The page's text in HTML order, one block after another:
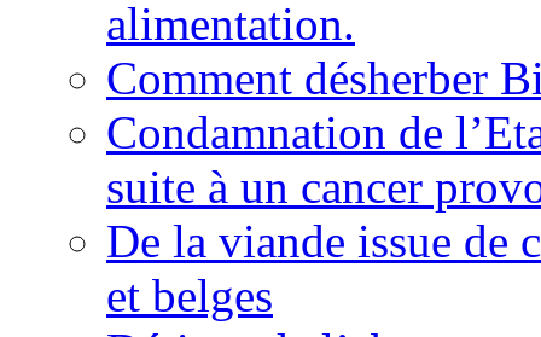
alimentation.
Comment désherber
Condamnation de
suite à un cancer
De la viande issue de
et belges